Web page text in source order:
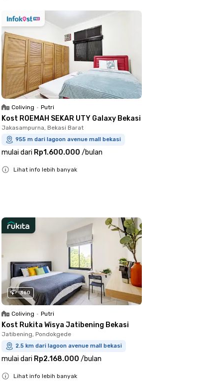
Coliving • Putri
Kost ROEMAH SEKAR UTY Galaxy Bekasi
Jakasampurna, Bekasi Barat
955 m dari lagoon avenue mall bekasi
mulai dari Rp1.600.000 /bulan
Lihat info lebih banyak
360
Coliving • Putri
Kost Rukita Wisya Jatibening Bekasi
Jatibening, Pondokgede
2.5 km dari lagoon avenue mall bekasi
mulai dari Rp2.168.000 /bulan
Lihat info lebih banyak